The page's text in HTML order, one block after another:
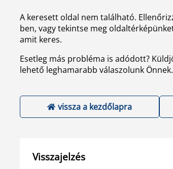
A keresett oldal nem található.
ben, vagy tekintse meg
amit keres.
Esetleg más probléma is adódott?
lehető leghamarabb válaszolunk
vissza a kezdőlapra
Visszajelzés